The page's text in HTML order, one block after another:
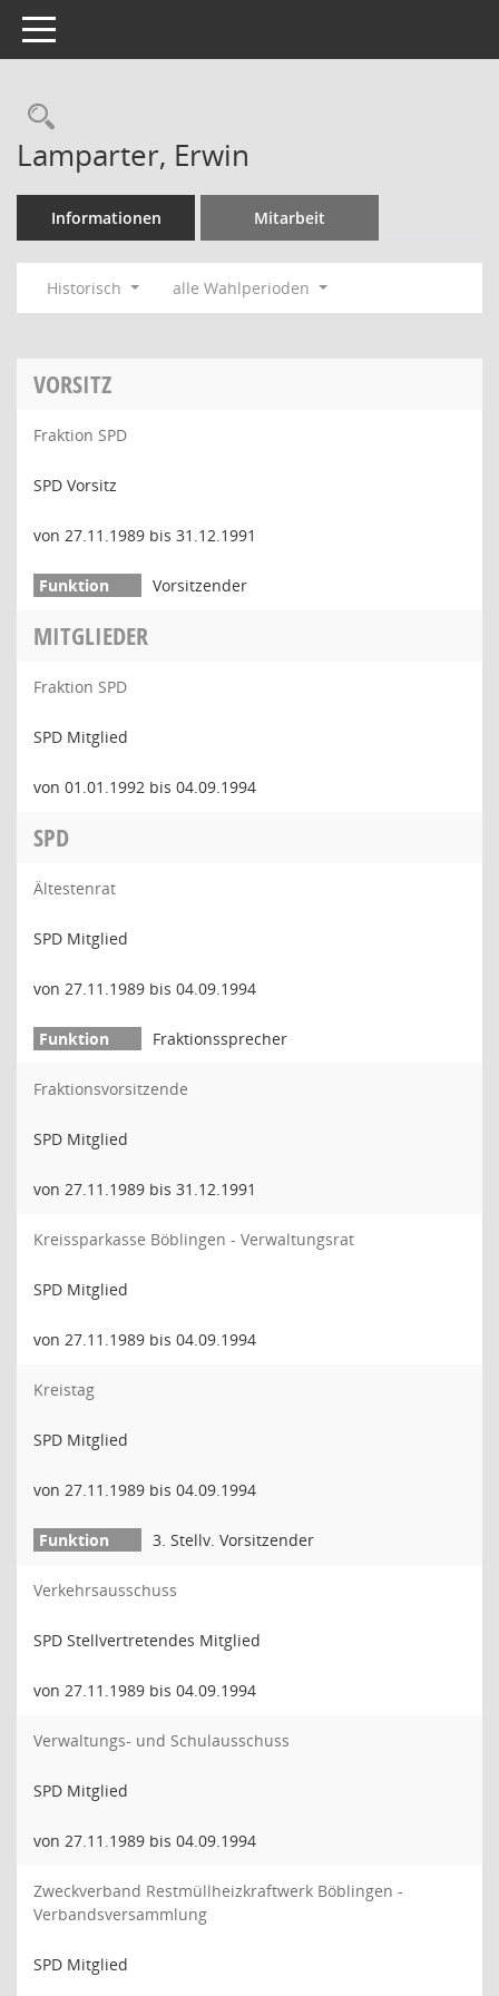
Toggle navigation
Rechercheauswahl
Lamparter, Erwin
Informationen Mitarbeit
Historisch alle Wahlperioden
VORSITZ
Fraktion SPD
SPD Vorsitz
von 27.11.1989 bis 31.12.1991
Vorsitzender
MITGLIEDER
Fraktion SPD
SPD Mitglied
von 01.01.1992 bis 04.09.1994
SPD
Ältestenrat
SPD Mitglied
von 27.11.1989 bis 04.09.1994
Fraktionssprecher
Fraktionsvorsitzende
SPD Mitglied
von 27.11.1989 bis 31.12.1991
Kreissparkasse Böblingen - Verwaltungsrat
SPD Mitglied
von 27.11.1989 bis 04.09.1994
Kreistag
SPD Mitglied
von 27.11.1989 bis 04.09.1994
3. Stellv. Vorsitzender
Verkehrsausschuss
SPD Stellvertretendes Mitglied
von 27.11.1989 bis 04.09.1994
Verwaltungs- und Schulausschuss
SPD Mitglied
von 27.11.1989 bis 04.09.1994
Zweckverband Restmüllheizkraftwerk Böblingen -
Verbandsversammlung
SPD Mitglied